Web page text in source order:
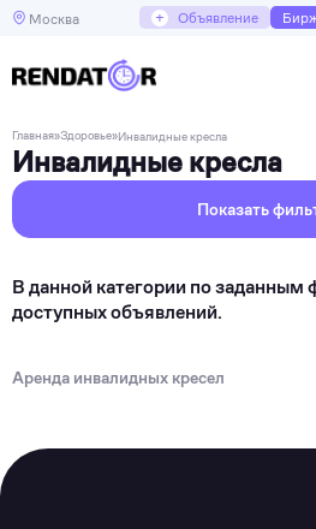
Москва + Объявление
Главная»Здоровье»Инвалидные кресла
Инвалидные кресла
Показать
В данной категории по заданным
доступных объявлений.
Аренда инвалидных кресел